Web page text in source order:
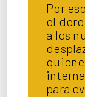
Por
el
a los
para